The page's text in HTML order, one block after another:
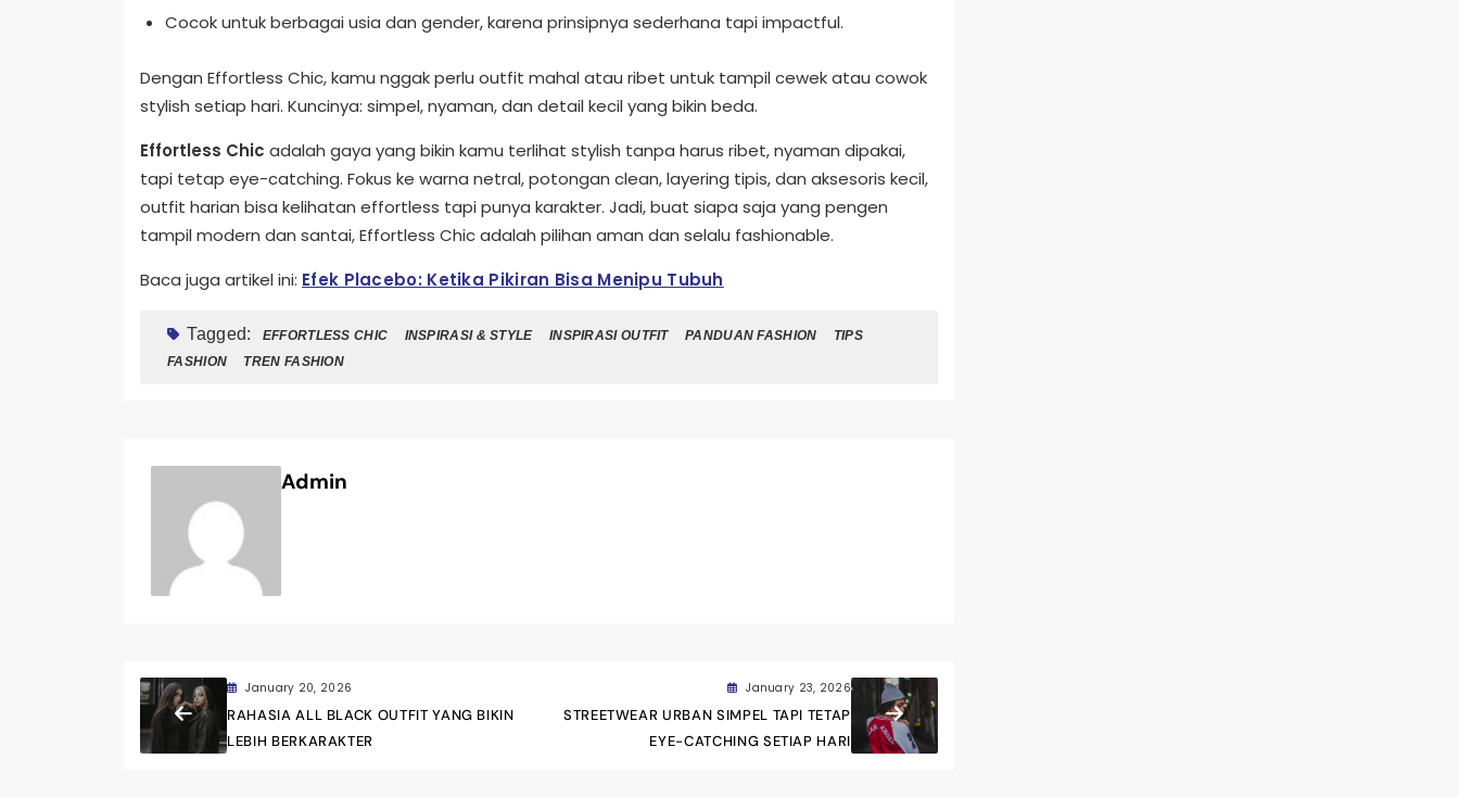
Cocok untuk berbagai usia dan gender, karena prinsipnya sederhana tapi impactful.
Dengan Effortless Chic, kamu nggak perlu outfit mahal atau ribet untuk tampil cewek atau cowok
stylish setiap hari. Kuncinya: simpel, nyaman, dan detail kecil yang bikin beda.
Effortless Chic adalah gaya yang bikin kamu terlihat stylish tanpa harus ribet, nyaman dipakai,
tapi tetap eye-catching. Fokus ke warna netral, potongan clean, layering tipis, dan aksesoris kecil,
outfit harian bisa kelihatan effortless tapi punya karakter. Jadi, buat siapa saja yang pengen
tampil modern dan santai, Effortless Chic adalah pilihan aman dan selalu fashionable.
Baca juga artikel ini: Efek Placebo: Ketika Pikiran Bisa Menipu Tubuh
Tagged: EFFORTLESS CHIC INSPIRASI & STYLE INSPIRASI OUTFIT PANDUAN FASHION
TIPS
FASHION
TREN FASHION
Admin
January 20, 2026
RAHASIA ALL BLACK OUTFIT YANG BIKIN
LEBIH BERKARAKTER
January 23, 2026
STREETWEAR URBAN SIMPEL TAPI TETAP
EYE-CATCHING SETIAP HARI